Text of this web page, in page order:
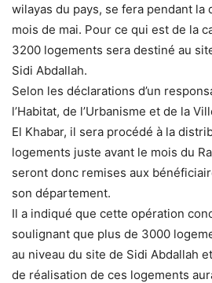
wilayas du pays, se fera pendant la
mois de mai. Pour ce qui est de la
3200 logements sera destiné au
Sidi Abdallah.
Selon les déclarations d’un
l’Habitat, de l’Urbanisme et de la
El Khabar, il sera procédé à la
logements juste avant le mois du
seront donc remises aux
son département.
Il a indiqué que cette opération
soulignant que plus de 3000
au niveau du site de Sidi Abdallah
de réalisation de ces logements